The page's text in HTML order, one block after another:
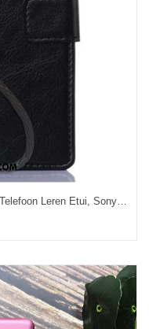
Sony Xperia Xa1 Hoesje Hoes Mobiele Telefoon Leren Etui, Sony Xperia Xa1 Hoesje Zwart Folio